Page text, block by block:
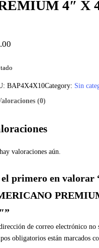
4″ X
BAP4X4X10Category: Sin
(0)
valoraciones aún.
el primero en valorar
de correo electrónico no
obligatorios están marcados